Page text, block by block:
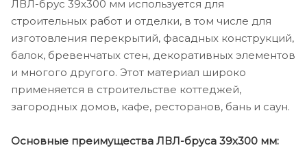
ЛВЛ-брус 39х300 мм используется для
строительных работ и отделки, в том числе для
изготовления перекрытий, фасадных конструкций,
балок, бревенчатых стен, декоративных элементов
и многого другого. Этот материал широко
применяется в строительстве коттеджей,
загородных домов, кафе, ресторанов, бань и саун.
Основные преимущества ЛВЛ-бруса 39х300 мм: